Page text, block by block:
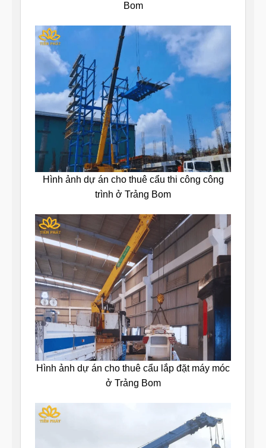
Bom
Hình ảnh dự án cho thuê cẩu thi công công
trình ở Trảng Bom
Hình ảnh dự án cho thuê cẩu lắp đặt máy móc
ở Trảng Bom